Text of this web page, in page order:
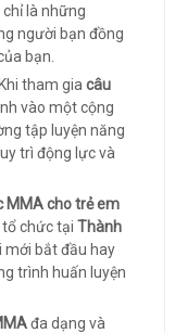
là những
người bạn đồng
bạn.
tham gia câu
vào một cộng
tập luyện năng
trì động lực và
MMA cho trẻ em
chức tại Thành
mới bắt đầu hay
trình huấn luyện
đa dạng và